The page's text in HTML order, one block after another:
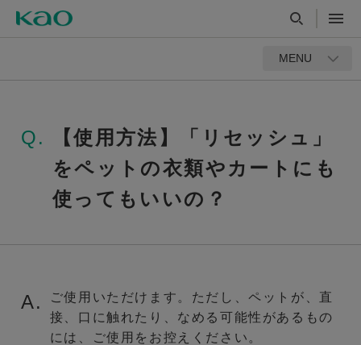
MENU
Q.
【使用方法】「リセッシュ」
をペットの衣類やカートにも
使ってもいいの？
A.
ご使用いただけます。ただし、ペットが、直
接、口に触れたり、なめる可能性があるもの
には、ご使用をお控えください。